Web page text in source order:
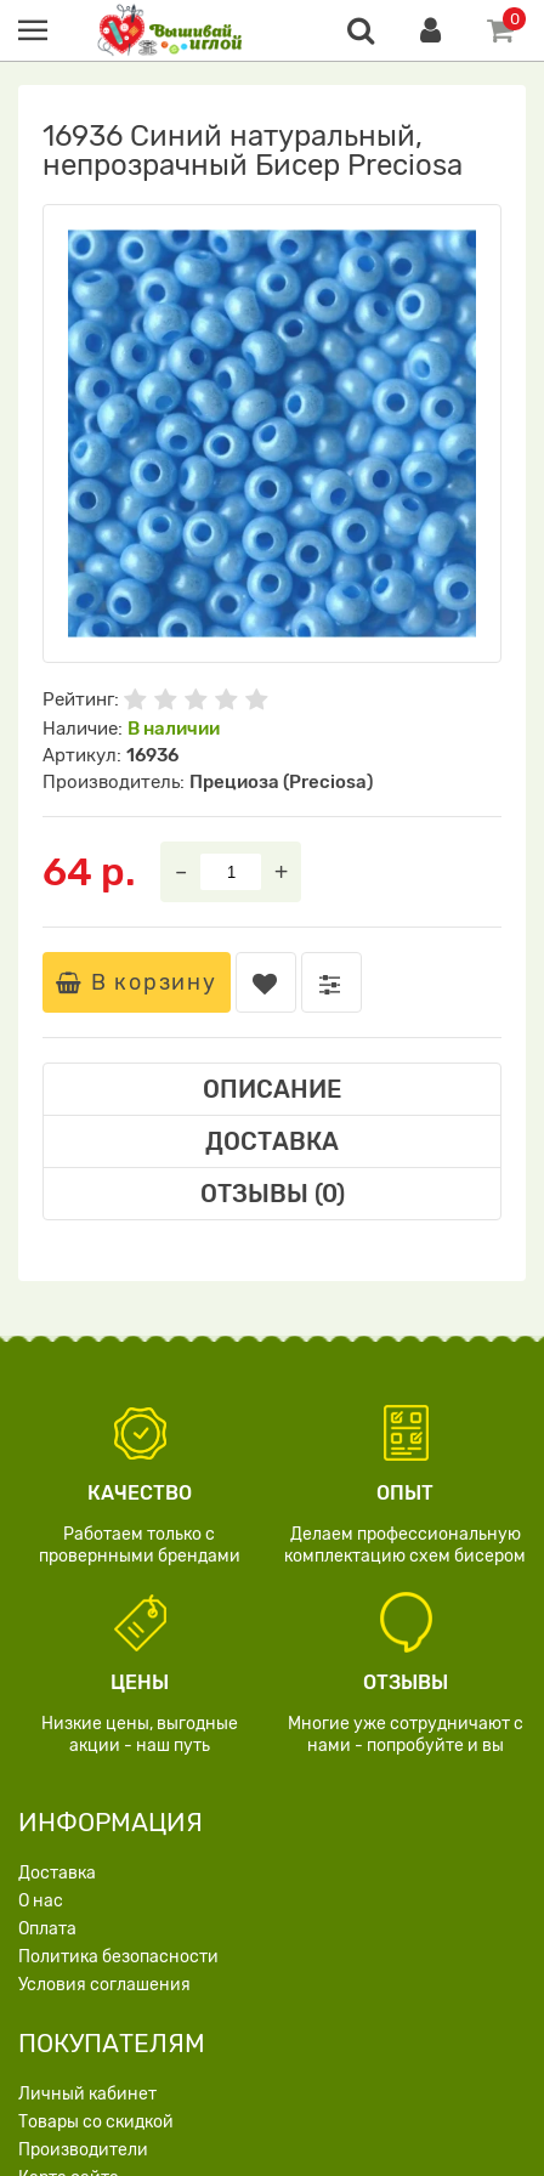
0
16936 Синий натуральный,
непрозрачный Бисер Preciosa
Рейтинг:
Наличие: В наличии
Артикул: 16936
Производитель: Прециоза (Preciosa)
64 р. – +
В корзину
ОПИСАНИЕ
ДОСТАВКА
ОТЗЫВЫ (0)
КАЧЕСТВО
Работаем только с
провернными брендами
ОПЫТ
Делаем профессиональную
комплектацию схем бисером
ЦЕНЫ
Низкие цены, выгодные
акции - наш путь
ОТЗЫВЫ
Многие уже сотрудничают с
нами - попробуйте и вы
ИНФОРМАЦИЯ
Доставка
О нас
Оплата
Политика безопасности
Условия соглашения
ПОКУПАТЕЛЯМ
Личный кабинет
Товары со скидкой
Производители